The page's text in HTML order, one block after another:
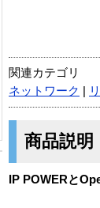
関連カテゴリ
ネットワーク
商品説明
IP POWERと